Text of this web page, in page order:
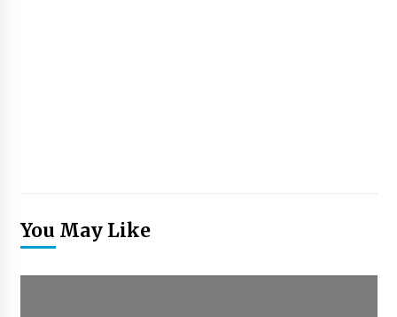
You May Like